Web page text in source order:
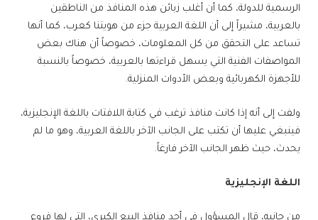
الرسمية للدولة، كما أن أغلب زبائن هذه المنافذ من الناطقين
بالعربية، مشيراً إلى أن اللغة العربية جزء من هويتنا كعرب، كما أنها
تساعد على التحقق من كل المعلومات، خصوصاً أن هناك بعض
المواصفات الفنية التي يسهل قراءتها بالعربية، خصوصاً بالنسبة
للأجهزة الكهربائية وبعض الأدوات المنزلية.
ولفت إلى أنه إذا كانت منافذ ترغب في كتابة اللافتات باللغة الإنجليزية،
فينبغي عليها أن تكتب على الجانب الآخر باللغة العربية، وهو ما لم
يحدث، حيث ظهر الجانب الآخر فارغاً.
اللغة الإنجليزية
من جانبه، قال المسؤول في أحد منافذ البيع الكبرى، التي لها فروع